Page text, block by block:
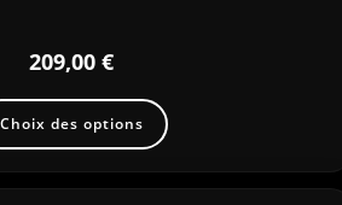
209,00 €
Choix des options